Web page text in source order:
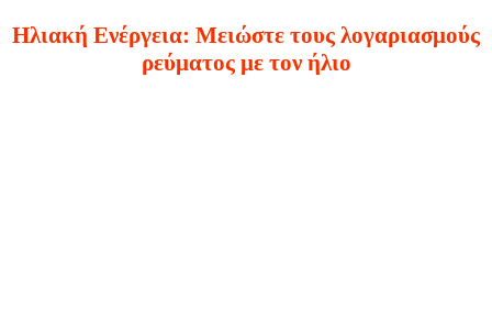
Ηλιακή Ενέργεια: Μειώστε τους λογαριασμούς
ρεύματος με τον ήλιο